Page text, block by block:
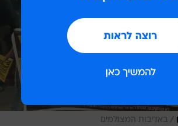
/ באדיבות המצולמים